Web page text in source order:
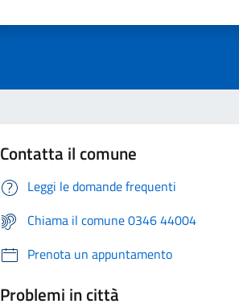
Contatta il comune
Leggi le domande frequenti
Chiama il comune 0346 44004
Prenota un appuntamento
Problemi in città